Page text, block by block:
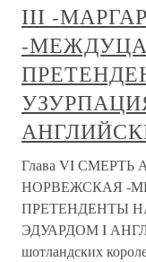
III -
-
Глава VI
НОРВЕЖСКАЯ -
ПРЕТЕНДЕНТЫ
ЭДУАРДОМ I
шотландских